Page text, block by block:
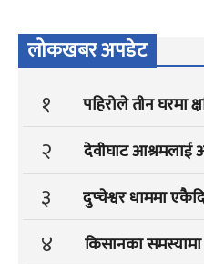
लोकखबर अपडेट
१ पहिरोले तीन घरमा
२ देवीघाट आश्रमलाई
३ दुप्चेश्वर धाममा
४ किसानका